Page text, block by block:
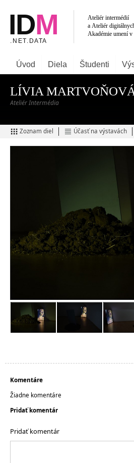
Úvod Diela Študenti
LÍVIA
Ateliér Intermédia
Zoznam diel Účasť na výstavách
Komentáre
Žiadne komentáre
Pridať komentár
Pridať komentár